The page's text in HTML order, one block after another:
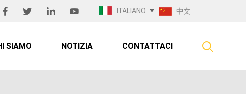
ITALIANO 中文
SIAMO NOTIZIA CONTATTACI